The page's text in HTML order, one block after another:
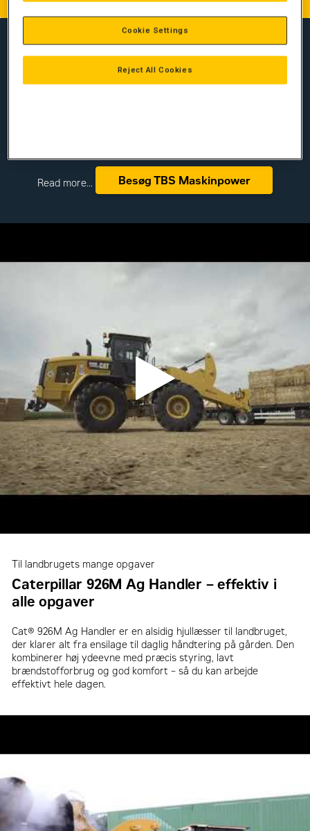
Ny fantastisk samarbejdspartner
TBS Maskinpower
de mange opgaver på gården.
Read more... Besøg TBS Maskinpower
Til landbrugets mange opgaver
Caterpillar 926M Ag Handler – effektiv i
alle opgaver
Cat® 926M Ag Handler er en alsidig hjullæsser til landbruget,
der klarer alt fra ensilage til daglig håndtering på gården. Den
kombinerer høj ydeevne med præcis styring, lavt
brændstofforbrug og god komfort – så du kan arbejde
effektivt hele dagen.
Reject All Cookies
Cookie Settings